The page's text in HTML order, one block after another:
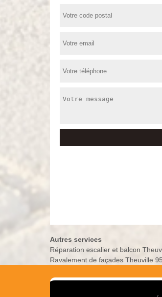
Autres services
Réparation escalier et balcon
Ravalement de façades Theuville